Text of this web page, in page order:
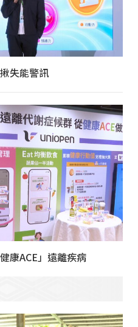
失能警訊
康ACE」遠離疾病